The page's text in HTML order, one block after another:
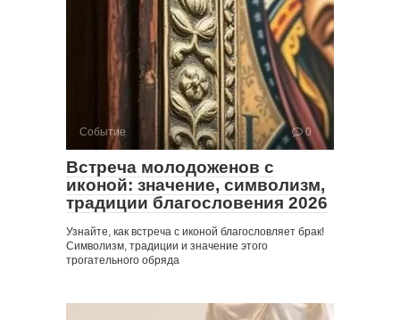
Событие 0
Встреча молодоженов с
иконой: значение, символизм,
традиции благословения 2026
Узнайте, как встреча с иконой благословляет брак!
Символизм, традиции и значение этого
трогательного обряда